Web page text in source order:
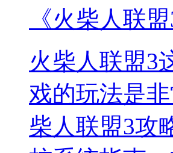
《火柴人联
火柴人联盟3
戏的玩法是
柴人联盟3攻